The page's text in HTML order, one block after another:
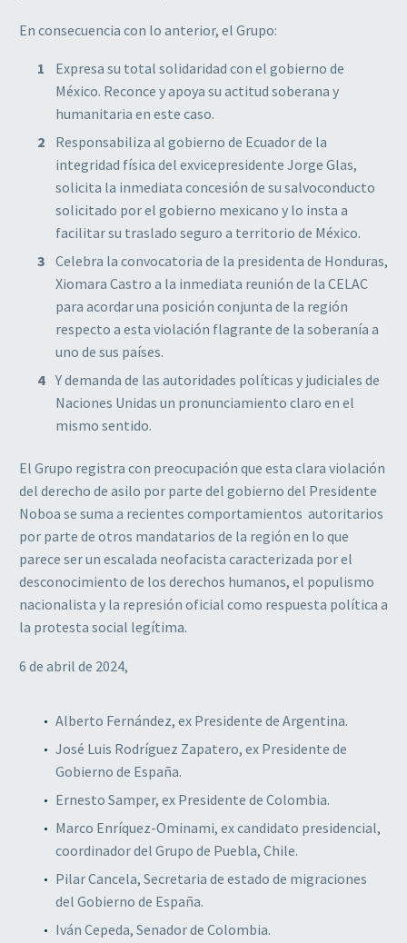
En consecuencia con lo anterior, el Grupo:
Expresa su total solidaridad con el gobierno de
México. Reconce y apoya su actitud soberana y
humanitaria en este caso.
Responsabiliza al gobierno de Ecuador de la
integridad física del exvicepresidente Jorge Glas,
solicita la inmediata concesión de su salvoconducto
solicitado por el gobierno mexicano y lo insta a
facilitar su traslado seguro a territorio de México.
Celebra la convocatoria de la presidenta de Honduras,
Xiomara Castro a la inmediata reunión de la CELAC
para acordar una posición conjunta de la región
respecto a esta violación flagrante de la soberanía a
uno de sus países.
Y demanda de las autoridades políticas y judiciales de
Naciones Unidas un pronunciamiento claro en el
mismo sentido.
El Grupo registra con preocupación que esta clara violación
del derecho de asilo por parte del gobierno del Presidente
Noboa se suma a recientes comportamientos autoritarios
por parte de otros mandatarios de la región en lo que
parece ser un escalada neofacista caracterizada por el
desconocimiento de los derechos humanos, el populismo
nacionalista y la represión oficial como respuesta política a
la protesta social legítima.
6 de abril de 2024,
Alberto Fernández, ex Presidente de Argentina.
José Luis Rodríguez Zapatero, ex Presidente de
Gobierno de España.
Ernesto Samper, ex Presidente de Colombia.
Marco Enríquez-Ominami, ex candidato presidencial,
coordinador del Grupo de Puebla, Chile.
Pilar Cancela, Secretaria de estado de migraciones
del Gobierno de España.
Iván Cepeda, Senador de Colombia.